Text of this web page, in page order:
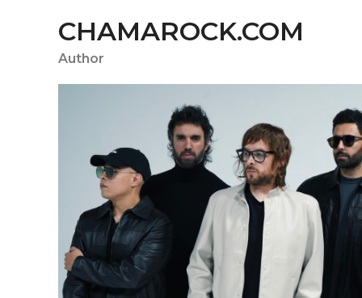
CHAMAROCK.COM
Author